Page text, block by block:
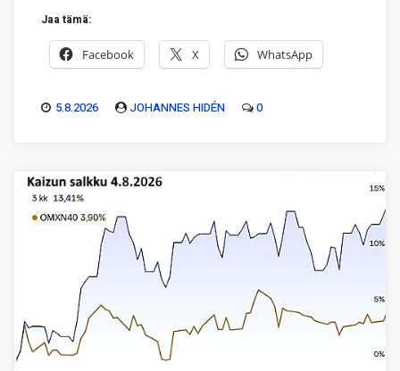
Jaa tämä:
Facebook X WhatsApp
5.8.2026 JOHANNES HIDÉN 0